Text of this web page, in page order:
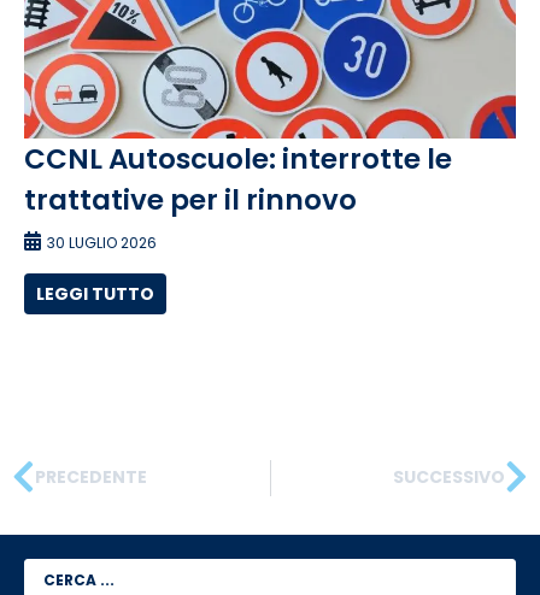
CCNL Autoscuole: interrotte le
trattative per il rinnovo
30 LUGLIO 2026
LEGGI TUTTO
PRECEDENTE SUCCESSIVO